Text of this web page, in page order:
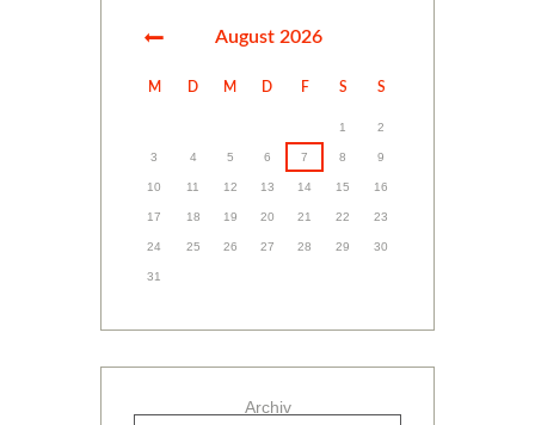
August 2026
M D M D F S S
1 2
3 4 5 6 7 8 9
10 11 12 13 14 15 16
17 18 19 20 21 22 23
24 25 26 27 28 29 30
31
Archiv